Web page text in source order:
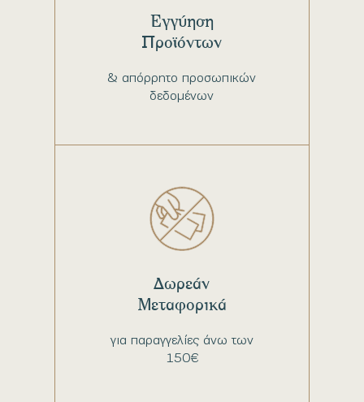
& απόρρητο προσωπικών
δεδομένων
Εγγύηση
Προϊόντων
για παραγγελίες άνω των
150€
Δωρεάν
Μεταφορικά